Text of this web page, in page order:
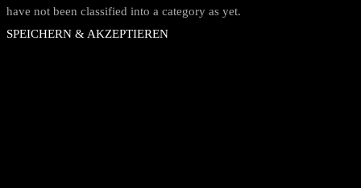
have not been classified into a category as yet.
SPEICHERN & AKZEPTIEREN